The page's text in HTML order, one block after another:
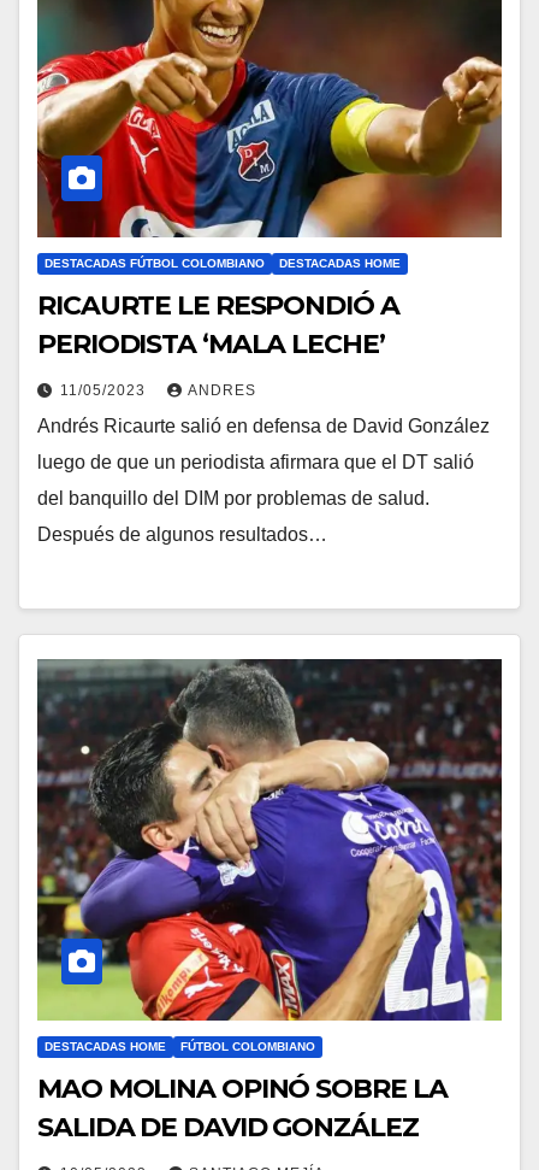
DESTACADAS FÚTBOL COLOMBIANO DESTACADAS HOME
RICAURTE LE RESPONDIÓ A
PERIODISTA ‘MALA LECHE’
11/05/2023 ANDRES
Andrés Ricaurte salió en defensa de David González
luego de que un periodista afirmara que el DT salió
del banquillo del DIM por problemas de salud.
Después de algunos resultados…
DESTACADAS HOME FÚTBOL COLOMBIANO
MAO MOLINA OPINÓ SOBRE LA
SALIDA DE DAVID GONZÁLEZ